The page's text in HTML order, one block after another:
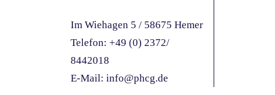
Im Wiehagen 5 / 58675 Hemer
Telefon:+49 (0) 2372/
8442018
E-Mail:info@phcg.de